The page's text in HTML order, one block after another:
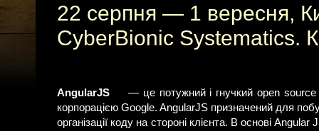
22 серпня — 1 вересня,
CyberBionic Systematics.
AngularJS
— це потужний і гнучкий open
корпорацією Google. AngularJS призначений для
організації коду на стороні клієнта. В основі